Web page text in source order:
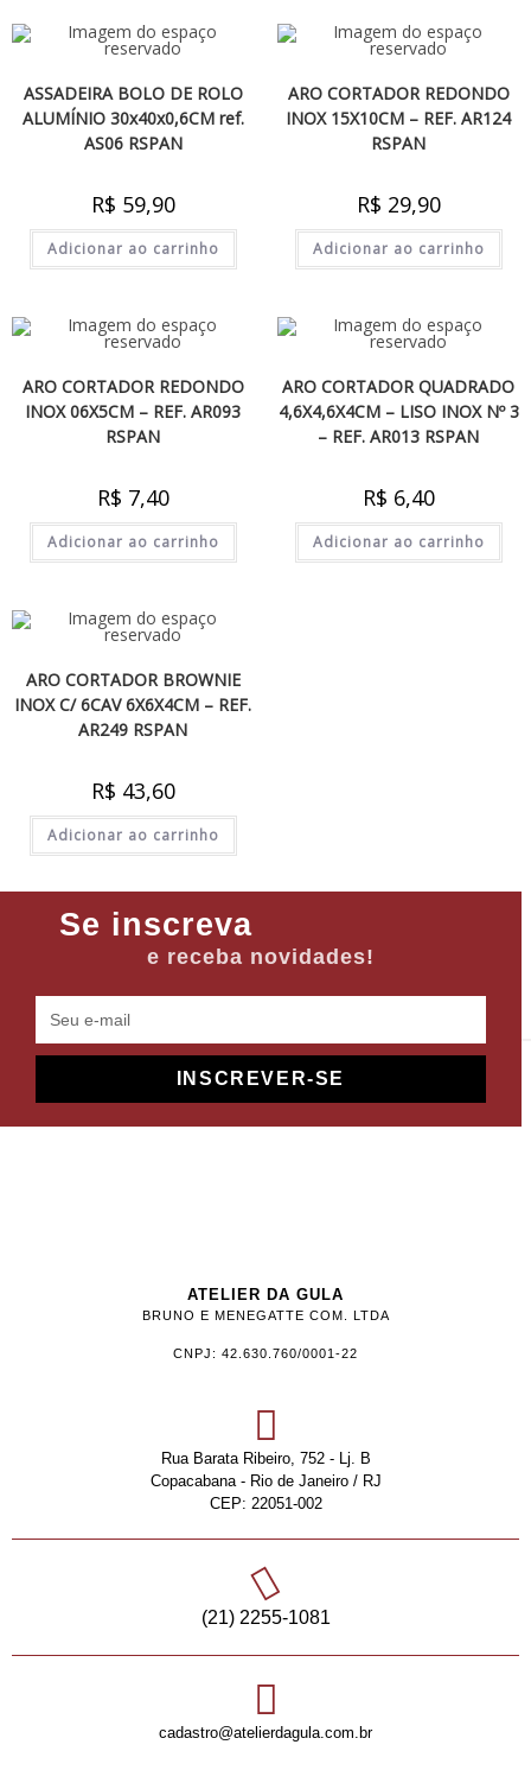
ASSADEIRA BOLO DE ROLO
ALUMÍNIO 30x40x0,6CM ref.
AS06 RSPAN
R$ 59,90
Adicionar ao carrinho
ARO CORTADOR REDONDO
INOX 15X10CM – REF. AR124
RSPAN
R$ 29,90
Adicionar ao carrinho
ARO CORTADOR REDONDO
INOX 06X5CM – REF. AR093
RSPAN
R$ 7,40
Adicionar ao carrinho
ARO CORTADOR QUADRADO
4,6X4,6X4CM – LISO INOX Nº 3
– REF. AR013 RSPAN
R$ 6,40
Adicionar ao carrinho
ARO CORTADOR BROWNIE
INOX C/ 6CAV 6X6X4CM – REF.
AR249 RSPAN
R$ 43,60
Adicionar ao carrinho
Se inscreva
e receba novidades!
INSCREVER-SE
ATELIER DA GULA
BRUNO E MENEGATTE COM. LTDA
CNPJ: 42.630.760/0001-22
Rua Barata Ribeiro, 752 - Lj. B
Copacabana - Rio de Janeiro / RJ
CEP: 22051-002
(21) 2255-1081
cadastro@atelierdagula.com.br